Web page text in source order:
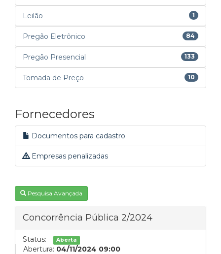
Leilão 1
Pregão Eletrônico 84
Pregão Presencial 133
Tomada de Preço 10
Fornecedores
Documentos para cadastro
Empresas penalizadas
Pesquisa Avançada
Concorrência Pública 2/2024
Status: Aberta
Abertura: 04/11/2024 09:00